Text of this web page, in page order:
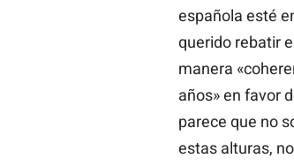
española esté
querido rebatir
manera
años» en favor
parece que no
estas alturas,